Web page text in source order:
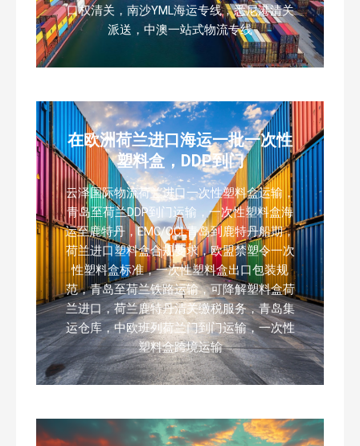
口权清关，南沙YML海运专线，悉尼港清关
派送，中澳一站式物流专线
在欧洲荷兰进口海运一批一次性
塑料盒，DDP到门
云泽国际物流荷兰进口一次性塑料盒运输，
青岛至荷兰DDP到门运输，一次性塑料盒海
运至鹿特丹，EMC/OCL青岛到鹿特丹船期，
荷兰进口塑料盒合规要求，欧盟禁塑令一次
性塑料盒标准，一次性塑料盒出口包装规
范，青岛至荷兰铁路运输，可降解塑料盒荷
兰进口，荷兰鹿特丹清关缴税服务，青岛集
运仓库，中欧班列荷兰门到门运输，一次性
塑料盒跨境运输